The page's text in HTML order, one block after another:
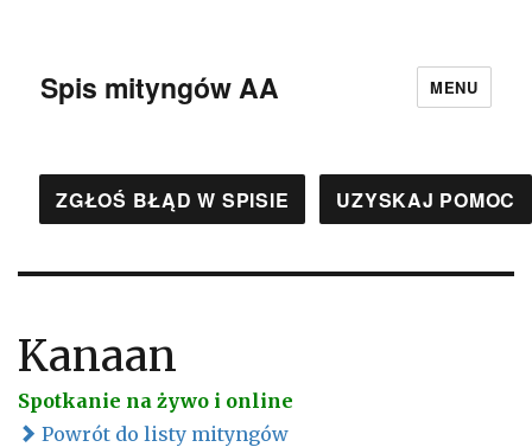
Spis mityngów AA MENU
ZGŁOŚ BŁĄD W SPISIE UZYSKAJ POMOC
Kanaan
Spotkanie na żywo i online
Powrót do listy mityngów